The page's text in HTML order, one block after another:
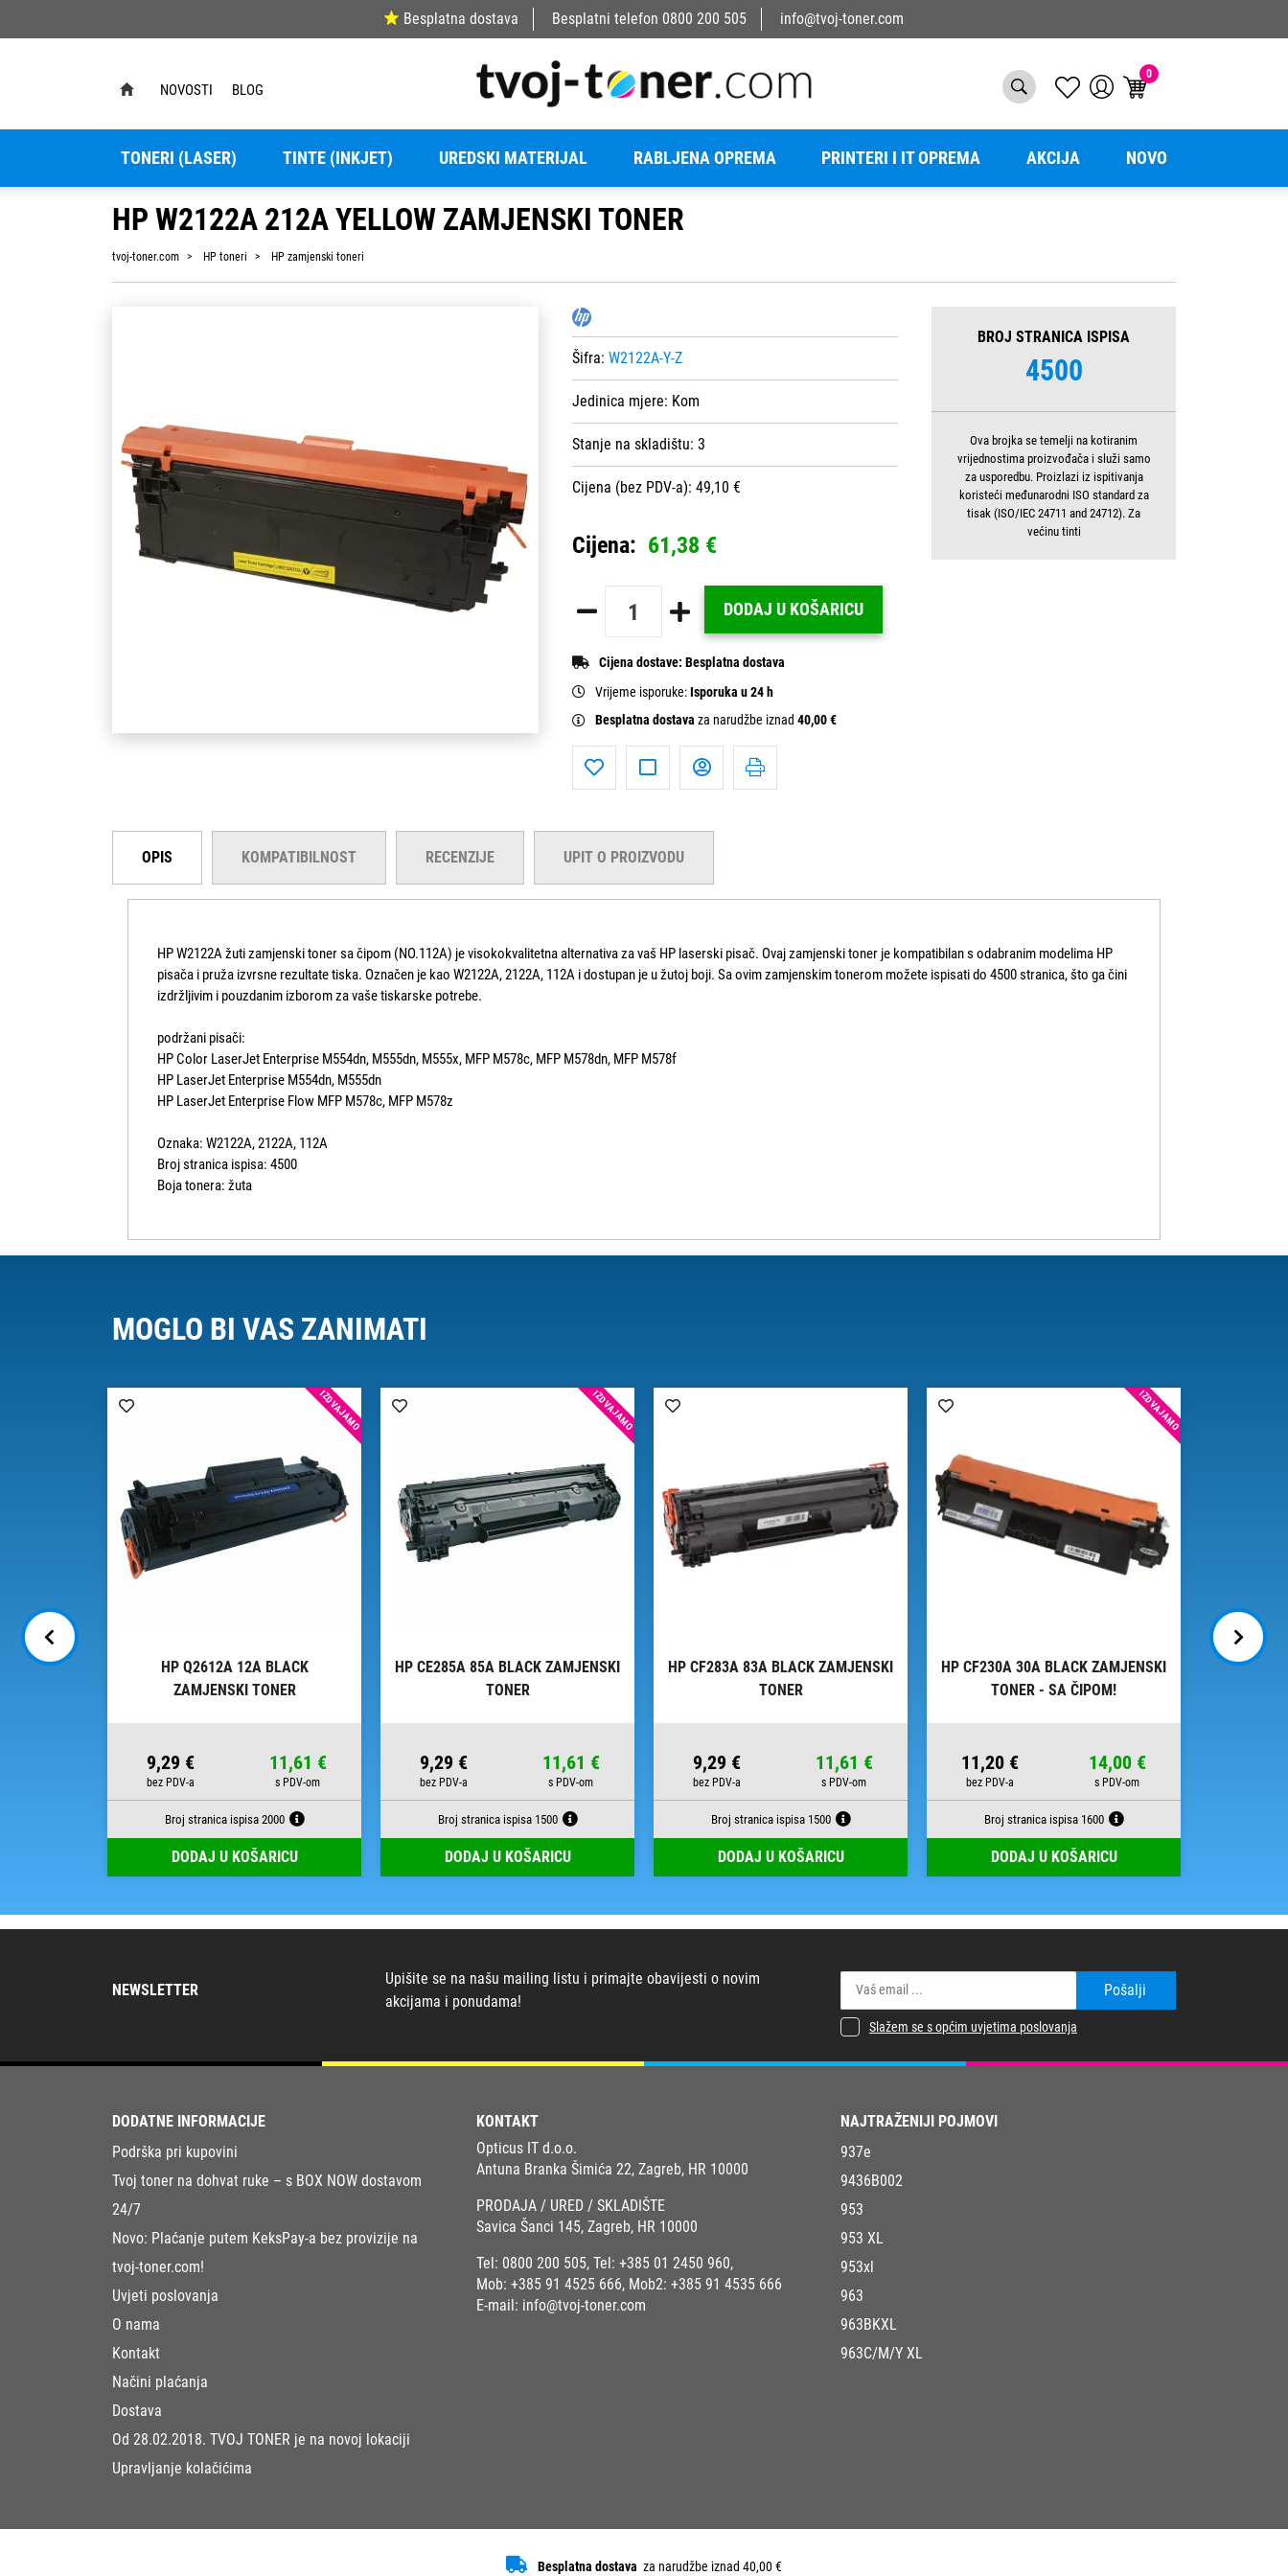
Besplatna dostava Besplatni telefon 0800 200 505 info@tvoj-toner.com
NOVOSTI BLOG
0
TONERI (LASER) TINTE (INKJET) UREDSKI MATERIJAL RABLJENA OPREMA PRINTERI I IT OPREMA AKCIJA NOVO
HP W2122A 212A YELLOW ZAMJENSKI TONER
tvoj-toner.com HP toneri HP zamjenski toneri
Šifra: W2122A-Y-Z
Jedinica mjere: Kom
Stanje na skladištu: 3
Cijena (bez PDV-a): 49,10 €
Cijena: 61,38 €
DODAJ U KOŠARICU
Cijena dostave: Besplatna dostava
Vrijeme isporuke:Isporuka u 24 h
Besplatna dostava za narudžbe iznad 40,00 €
BROJ STRANICA ISPISA
4500
Ova brojka se temelji na kotiranim
vrijednostima proizvođača i služi samo
za usporedbu. Proizlazi iz ispitivanja
koristeći međunarodni ISO standard za
tisak (ISO/IEC 24711 and 24712). Za
većinu tinti
OPIS KOMPATIBILNOST RECENZIJE UPIT O PROIZVODU
HP W2122A žuti zamjenski toner sa čipom (NO.112A) je visokokvalitetna alternativa za vaš HP laserski pisač. Ovaj zamjenski toner je kompatibilan s odabranim modelima HP
pisača i pruža izvrsne rezultate tiska. Označen je kao W2122A, 2122A, 112A i dostupan je u žutoj boji. Sa ovim zamjenskim tonerom možete ispisati do 4500 stranica, što ga čini
izdržljivim i pouzdanim izborom za vaše tiskarske potrebe.
podržani pisači:
HP Color LaserJet Enterprise M554dn, M555dn, M555x, MFP M578c, MFP M578dn, MFP M578f
HP LaserJet Enterprise M554dn, M555dn
HP LaserJet Enterprise Flow MFP M578c, MFP M578z
Oznaka: W2122A, 2122A, 112A
Broj stranica ispisa: 4500
Boja tonera: žuta
MOGLO BI VAS ZANIMATI
IZDVAJAMO
HP Q2612A 12A BLACK
ZAMJENSKI TONER
9,29 € 11,61 €
Broj stranica ispisa 2000
DODAJ U KOŠARICU
IZDVAJAMO
HP CE285A 85A BLACK ZAMJENSKI
TONER
9,29 € 11,61 €
Broj stranica ispisa 1500
DODAJ U KOŠARICU
HP CF283A 83A BLACK ZAMJENSKI
TONER
9,29 € 11,61 €
Broj stranica ispisa 1500
DODAJ U KOŠARICU
IZDVAJAMO
HP CF230A 30A BLACK ZAMJENSKI
TONER - SA ČIPOM!
11,20 € 14,00 €
Broj stranica ispisa 1600
DODAJ U KOŠARICU
HP
NEWSLETTER
Upišite se na našu mailing listu i primajte obavijesti o novim
akcijama i ponudama!
Pošalji
Slažem se s općim uvjetima poslovanja
DODATNE INFORMACIJE
Podrška pri kupovini
Tvoj toner na dohvat ruke – s BOX NOW dostavom
24/7
Novo: Plaćanje putem KeksPay-a bez provizije na
tvoj-toner.com!
Uvjeti poslovanja
O nama
Kontakt
Načini plaćanja
Dostava
Od 28.02.2018. TVOJ TONER je na novoj lokaciji
Upravljanje kolačićima
KONTAKT
Opticus IT d.o.o.
Antuna Branka Šimića 22, Zagreb, HR 10000
PRODAJA / URED / SKLADIŠTE
Savica Šanci 145, Zagreb, HR 10000
Tel: 0800 200 505, Tel: +385 01 2450 960,
Mob: +385 91 4525 666, Mob2: +385 91 4535 666
E-mail: info@tvoj-toner.com
NAJTRAŽENIJI POJMOVI
937e
9436B002
953
953 XL
953xl
963
963BKXL
963C/M/Y XL
Besplatna dostava za narudžbe iznad 40,00 €